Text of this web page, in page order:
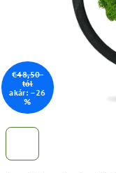
€48,50-
tól
akár: –26
%